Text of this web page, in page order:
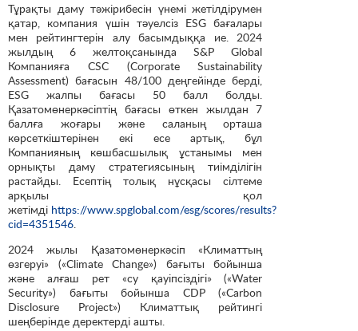
Тұрақты даму тәжірибесін үнемі жетілдірумен
қатар, компания үшін тәуелсіз ESG бағалары
мен рейтингтерін алу басымдыққа ие. 2024
жылдың 6 желтоқсанында S&P Global
Компанияға CSC (Corporate Sustainability
Assessment) бағасын 48/100 деңгейінде берді,
ESG жалпы бағасы 50 балл болды.
Қазатомөнеркәсіптің бағасы өткен жылдан 7
баллға жоғары және саланың орташа
көрсеткіштерінен екі есе артық, бұл
Компанияның көшбасшылық ұстанымы мен
орнықты даму стратегиясының тиімділігін
растайды. Есептің толық нұсқасы сілтеме
арқылы қол
жетімді https://www.spglobal.com/esg/scores/results?
cid=4351546
2024 жылы Қазатомөнеркәсіп «Климаттың
өзгеруі» («Climate Change») бағыты бойынша
және алғаш рет «су қауіпсіздігі» («Water
Security») бағыты бойынша CDP («Carbon
Disclosure Project») Климаттық рейтингі
шеңберінде деректерді ашты.